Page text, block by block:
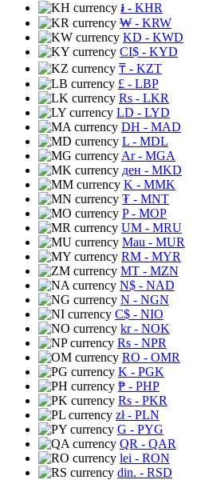
៛ - KHR
₩ - KRW
KD - KWD
CI$ - KYD
₸ - KZT
£ - LBP
Rs - LKR
LD - LYD
DH - MAD
L - MDL
Ar- MGA
ден - MKD
K - MMK
₮ - MNT
P- MOP
UM - MRU
Mau - MUR
RM - MYR
MT - MZN
N$ - NAD
N - NGN
C$ - NIO
kr- NOK
Rs - NPR
RO - OMR
K - PGK
₱ - PHP
Rs - PKR
zł- PLN
G - PYG
QR - QAR
lei - RON
din. - RSD